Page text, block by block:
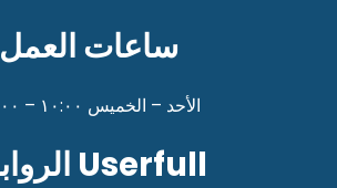
ساعات العمل
الأحد – الخميس ١٠:٠٠ – ١٨:٠٠
Userfull الروابط